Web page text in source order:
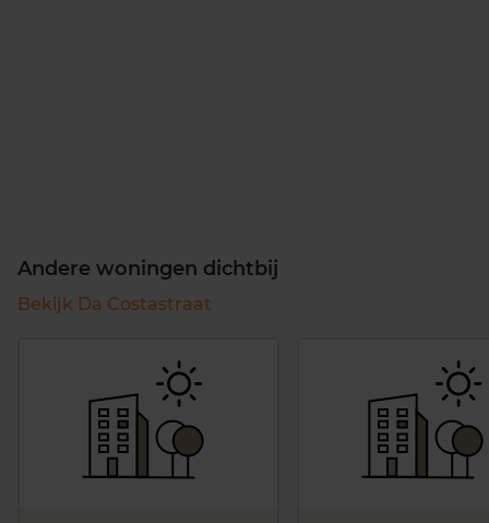
Andere woningen dichtbij
Bekijk Da Costastraat